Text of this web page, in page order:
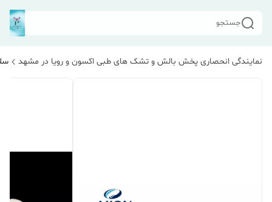
جستجو
نمایندگی انحصاری پخش بالش و تشک های طبی اکسون و رویا در مشهد